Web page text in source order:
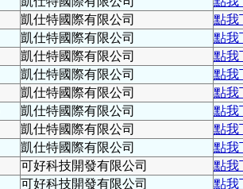
凱仕特國際有限公司
點我
凱仕特國際有限公司
點我
凱仕特國際有限公司
點我
凱仕特國際有限公司
點我
凱仕特國際有限公司
點我
凱仕特國際有限公司
點我
凱仕特國際有限公司
點我
凱仕特國際有限公司
點我
可好科技開發有限公司
點我
可好科技開發有限公司
點我